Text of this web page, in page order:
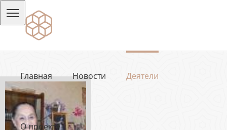
Главная Новости Деятели
О проекте